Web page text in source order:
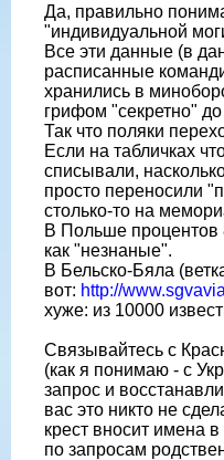
Да, правильно
"индивидуальной
Все эти данные (в
расписанные
хранились в
грифом "секретно"
Так что поляки
Если на табличках
списывали,
просто переносили
столько-то на
В Польше процентов
как "незнаные".
В Бельско-Бяла
вот: http://
хуже: из 10000
Связывайтесь с
(как я понимаю - с
запрос и
вас это никто не
крест вносит имена
по запросам